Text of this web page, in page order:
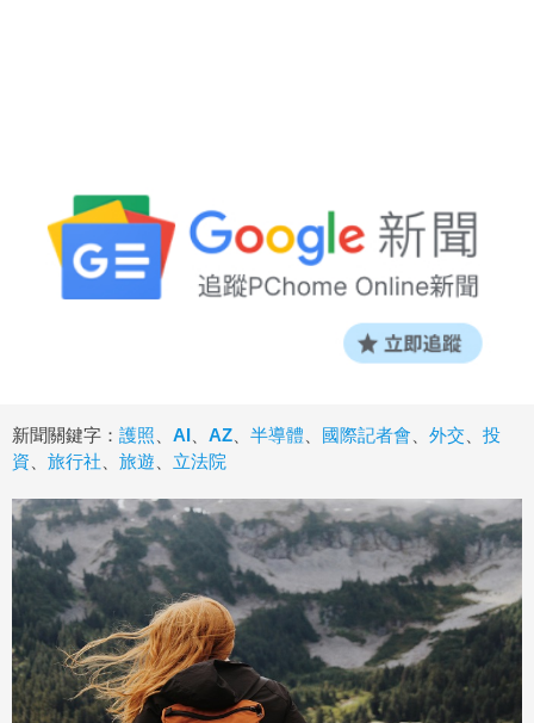
新聞關鍵字： 護照 AI AZ 半導體 國際記者會 外交
投
資
旅行社 旅遊 立法院